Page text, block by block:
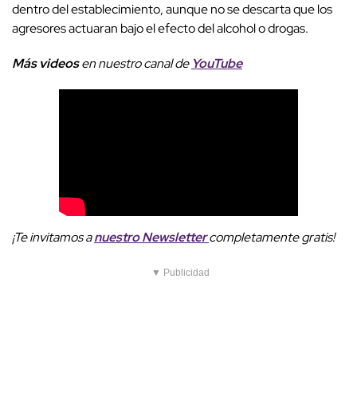
dentro del establecimiento, aunque no se descarta que los
agresores actuaran bajo el efecto del alcohol o drogas.
Más videosen nuestro canal de YouTube
¡Te invitamos anuestro Newslettercompletamente gratis!
▼ Publicidad